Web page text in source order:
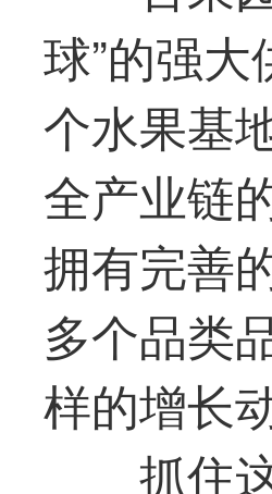
球”的强
个水果基
全产业链
拥有完善
多个品类
样的增长
抓住